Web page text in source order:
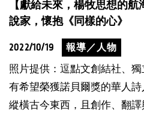
【獻給未來，楊牧思想的
說家，懷抱《同樣的心》
2022/10/19 報導／人物
照片提供：逗點文創結社、
有希望榮獲諾貝爾獎的華人詩
縱橫古今東西，且創作、翻